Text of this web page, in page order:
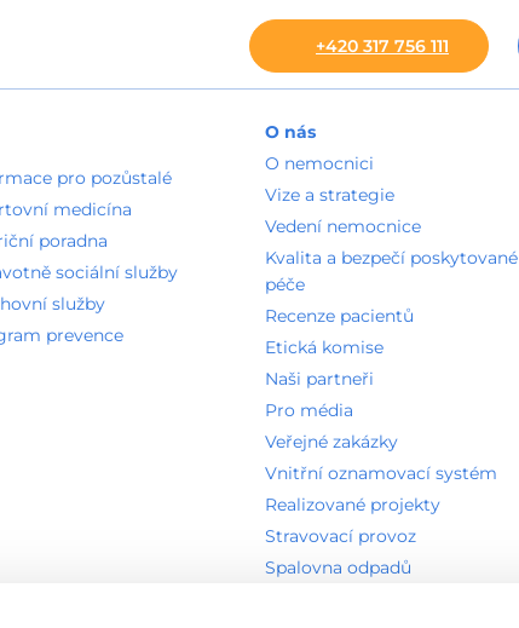
+420 317 756 111
pro pozůstalé
medicína
poradna
sociální služby
služby
prevence
O nás
O nemocnici
Vize a strategie
Vedení nemocnice
Kvalita a bezpečí poskytované
péče
Recenze pacientů
Etická komise
Naši partneři
Pro média
Veřejné zakázky
Vnitřní oznamovací systém
Realizované projekty
Stravovací provoz
Spalovna odpadů